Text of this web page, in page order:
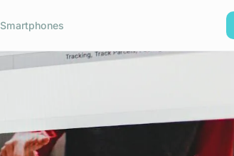
Smartphones